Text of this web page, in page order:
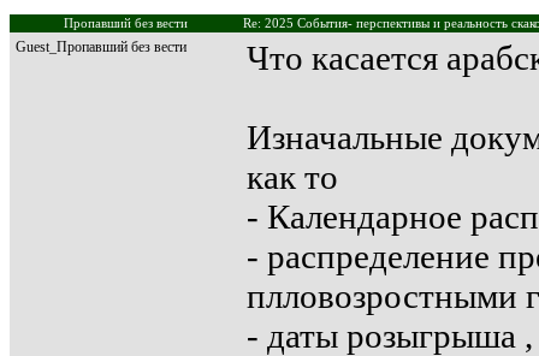
Пропавший без вести Re: 2025 События- перспективы и реальность
Guest_Пропавший без вести Что касается
Изначальные
как то
- Календарное
- распределение
плловозростными
- даты розыгрыша